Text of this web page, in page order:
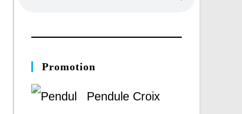
Promotion
Pendule Croix